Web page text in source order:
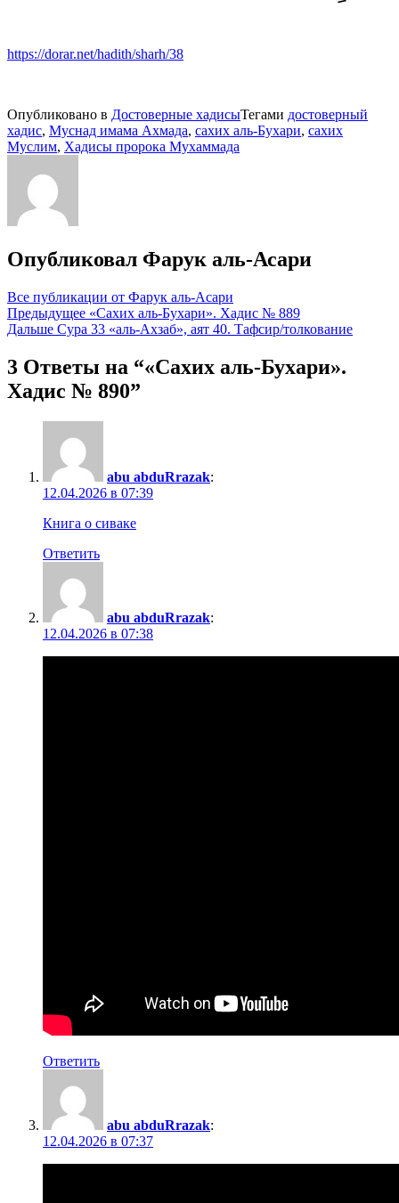
https://dorar.net/hadith/sharh/38
Опубликовано в Достоверные хадисыТегами достоверный
хадис, Муснад имама Ахмада, сахих аль-Бухари, сахих
Муслим, Хадисы пророка Мухаммада
Опубликовал Фарук аль-Асари
Все публикации от Фарук аль-Асари
Навигация
по
записям
Предыдущее «Сахих аль-Бухари». Хадис № 889
Дальше Сура 33 «аль-Ахзаб», аят 40. Тафсир/толкование
3 Ответы на “«Сахих аль-Бухари».
Хадис № 890”
abu abduRrazak:
12.04.2026 в 07:39
Книга о сиваке
Ответить
abu abduRrazak:
12.04.2026 в 07:38
Ответить
abu abduRrazak:
12.04.2026 в 07:37